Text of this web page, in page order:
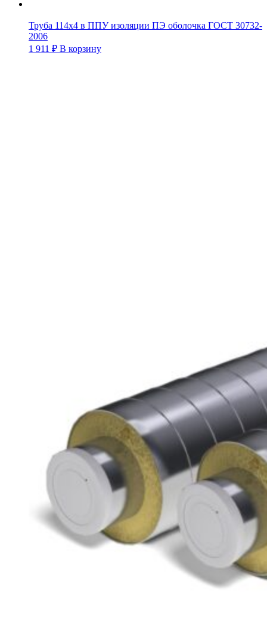
Труба 114х4 в ППУ изоляции ПЭ оболочка ГОСТ 30732-
2006
1 911 ₽ В корзину